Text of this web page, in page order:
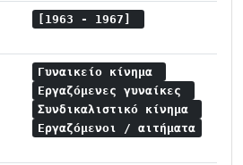
[1963 - 1967]
Γυναικείο κίνημα
Εργαζόμενες γυναίκες
Συνδικαλιστικό κίνημα
Εργαζόμενοι / αιτήματα